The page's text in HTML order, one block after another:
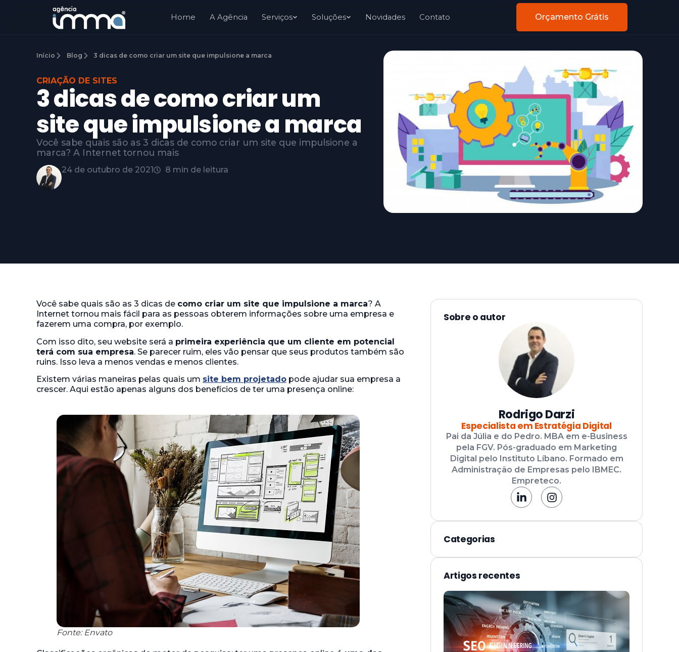
Home A Agência Serviços Soluções Novidades Contato Orçamento Grátis
Início Blog 3 dicas de como criar um site que impulsione a marca
CRIAÇÃO DE SITES
3 dicas de como criar um
site que impulsione a marca
Você sabe quais são as 3 dicas de como criar um site que impulsione a
marca? A Internet tornou mais
24 de outubro de 2021 8 min de leitura
Você sabe quais são as 3 dicas de como criar um site que impulsione a marca? A
Internet tornou mais fácil para as pessoas obterem informações sobre uma empresa e
fazerem uma compra, por exemplo.
Com isso dito, seu website será a primeira experiência que um cliente em potencial
terá com sua empresa. Se parecer ruim, eles vão pensar que seus produtos também são
ruins. Isso leva a menos vendas e menos clientes.
Existem várias maneiras pelas quais um site bem projetado pode ajudar sua empresa a
crescer. Aqui estão apenas alguns dos benefícios de ter uma presença online:
Fonte: Envato
Sobre o autor
Rodrigo Darzi
Especialista em Estratégia Digital
Pai da Júlia e do Pedro. MBA em e-Business
pela FGV. Pós-graduado em Marketing
Digital pelo Instituto Líbano. Formado em
Administração de Empresas pelo IBMEC.
Empreteco.
Categorias
Artigos recentes